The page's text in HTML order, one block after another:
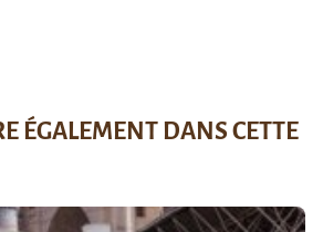
ÉGALEMENT DANS CETTE